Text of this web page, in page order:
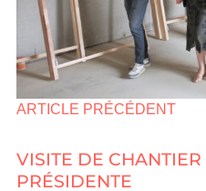
ARTICLE PRÉCÉDENT
VISITE DE
PRÉSIDENTE